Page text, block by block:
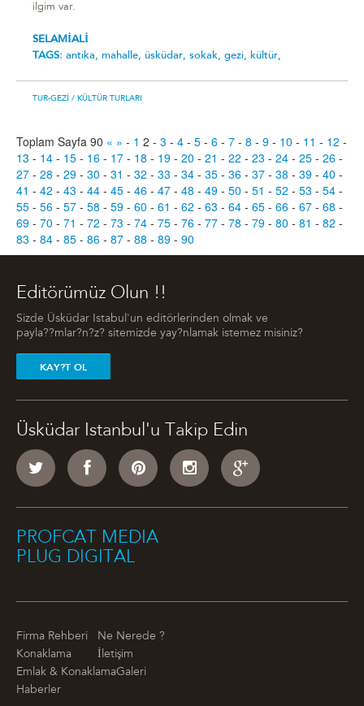
ilgim var.
SELAMİALİ
TAGS: antika, mahalle, üsküdar, sokak, gezi, kültür,
TUR-GEZI / KÜLTÜR TURLARI
Toplam Sayfa 90 « » - 1 2 - 3 - 4 - 5 - 6 - 7 - 8 - 9 - 10 - 11 - 12 -
13 - 14 - 15 - 16 - 17 - 18 - 19 - 20 - 21 - 22 - 23 - 24 - 25 - 26 -
27 - 28 - 29 - 30 - 31 - 32 - 33 - 34 - 35 - 36 - 37 - 38 - 39 - 40 -
41 - 42 - 43 - 44 - 45 - 46 - 47 - 48 - 49 - 50 - 51 - 52 - 53 - 54 -
55 - 56 - 57 - 58 - 59 - 60 - 61 - 62 - 63 - 64 - 65 - 66 - 67 - 68 -
69 - 70 - 71 - 72 - 73 - 74 - 75 - 76 - 77 - 78 - 79 - 80 - 81 - 82 -
83 - 84 - 85 - 86 - 87 - 88 - 89 - 90
Editörümüz Olun !!
Sizde Üsküdar Istabul'un editörlerinden olmak ve
payla??mlar?n?z? sitemizde yay?nlamak istemez misiniz?
KAY?T OL
Üsküdar Istanbul'u Takip Edin
PROFCAT MEDIA
PLUG DIGITAL
Firma Rehberi
Ne Nerede ?
Konaklama
İletişim
Emlak & KonaklamaGaleri
Haberler